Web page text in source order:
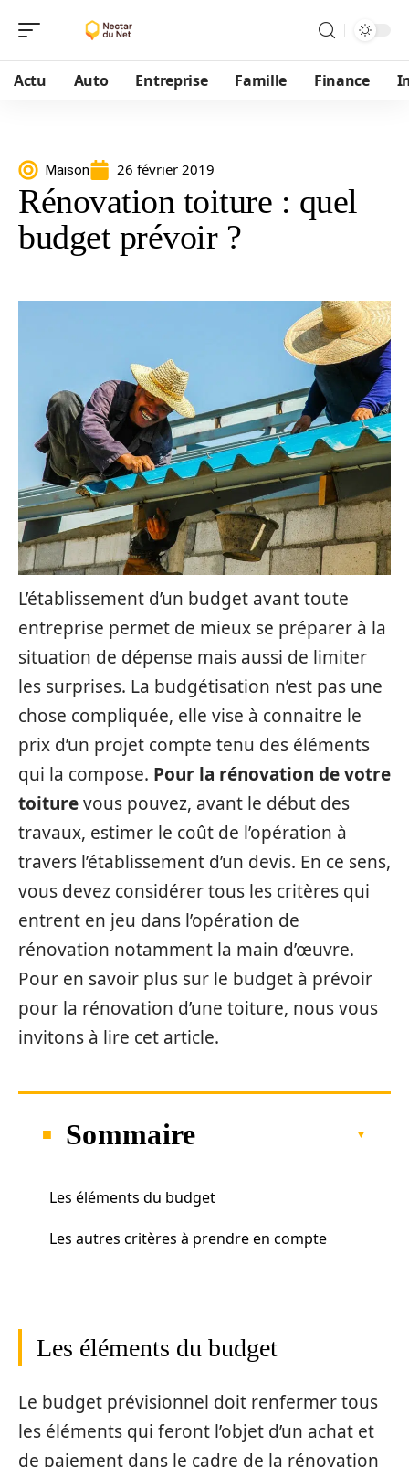
Actu Auto Entreprise Famille Finance
Maison 26 février 2019
Rénovation toiture : quel
budget prévoir ?
L’établissement d’un budget avant toute
entreprise permet de mieux se préparer à la
situation de dépense mais aussi de limiter
les surprises. La budgétisation n’est pas une
chose compliquée, elle vise à connaitre le
prix d’un projet compte tenu des éléments
qui la compose. Pour la rénovation de votre
toiturevous pouvez, avant le début des
travaux, estimer le coût de l’opération à
travers l’établissement d’un devis. En ce sens,
vous devez considérer tous les critères qui
entrent en jeu dans l’opération de
rénovation notamment la main d’œuvre.
Pour en savoir plus sur le budget à prévoir
pour la rénovation d’une toiture, nous vous
invitons à lire cet article.
Sommaire
Les éléments du budget
Les autres critères à prendre en compte
Les éléments du budget
Le budget prévisionnel doit renfermer tous
les éléments qui feront l’objet d’un achat et
de paiement dans le cadre de la rénovation